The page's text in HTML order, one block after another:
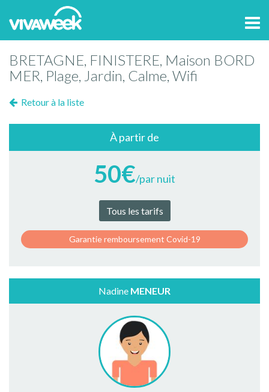
BRETAGNE, FINISTERE, Maison BORD
MER, Plage, Jardin, Calme, Wifi
Retour à la liste
À partir de
50€/par nuit
Tous les tarifs
Garantie remboursement Covid-19
Nadine MENEUR